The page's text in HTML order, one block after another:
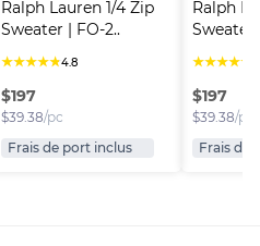
Ralph Lauren 1/4 Zip
Sweater | FO-2..
★★★★★4.8
$197
$39.38/pc
Frais de port inclus
Ralph
Sweater
★★★★★
$197
$39.38/pc
Frais de